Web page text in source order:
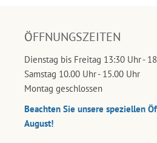
ÖFFNUNGSZEITEN
Dienstag bis Freitag 13:30 Uhr -
Samstag 10.00 Uhr - 15.00 Uhr
Montag geschlossen
Beachten Sie unsere speziellen
August!